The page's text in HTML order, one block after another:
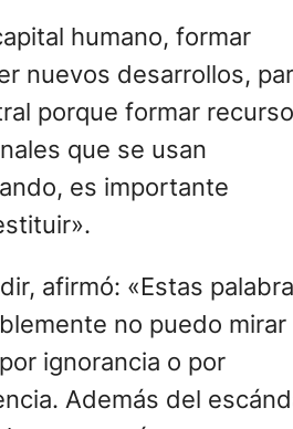
humano, formar
nuevos desarrollos,
porque formar
que se usan
es importante
afirmó: «Estas
no puedo mirar
ignorancia o por
Además del